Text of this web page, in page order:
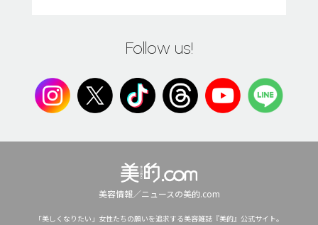
Follow us!
美容情報／ニュースの美的.com
「美しくなりたい」女性たちの願いを追求する美容雑誌『美的』公式サイト。